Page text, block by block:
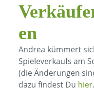
en
Andrea kümmert
Spieleverkaufs am
(die Änderungen
dazu findest Du hier.